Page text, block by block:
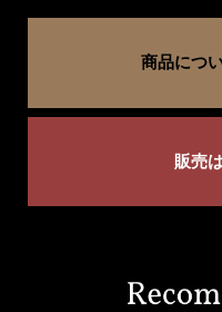
商品につ
販売